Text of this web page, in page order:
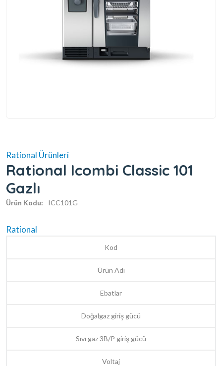
Rational Ürünleri
Rational Icombi Classic 101
Gazlı
Ürün Kodu: ICC101G
Rational
Kod
Ürün Adı
Ebatlar
Doğalgaz giriş gücü
Sıvı gaz 3B/P giriş gücü
Voltaj